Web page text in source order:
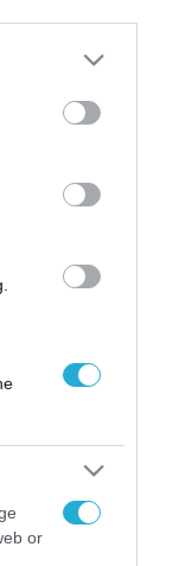
more Google
may click to
party tags to
below Google
or